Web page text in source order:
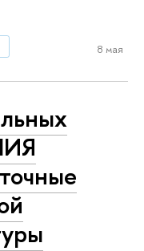
8 мая